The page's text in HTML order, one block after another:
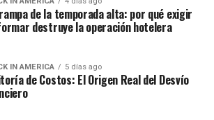
de la temporada alta: por qué exigir
destruye la operación hotelera
IN AMERICA 5 días ago
de Costos: El Origen Real del Desvío